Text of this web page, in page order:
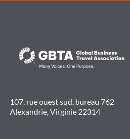
107, rue ouest sud, bureau 762
Alexandrie, Virginie 22314